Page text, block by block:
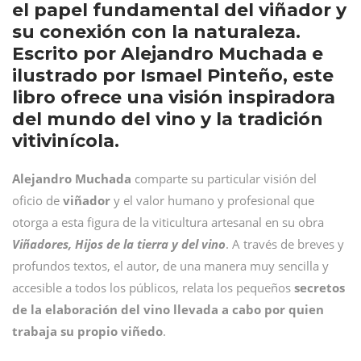
el papel fundamental del viñador y
su conexión con la naturaleza.
Escrito por Alejandro Muchada e
ilustrado por Ismael Pinteño, este
libro ofrece una visión inspiradora
del mundo del vino y la tradición
vitivinícola.
Alejandro Muchada comparte su particular visión del
oficio de viñador y el valor humano y profesional que
otorga a esta figura de la viticultura artesanal en su obra
Viñadores, Hijos de la tierra y del vino. A través de breves y
profundos textos, el autor, de una manera muy sencilla y
accesible a todos los públicos, relata los pequeños secretos
de la elaboración del vino llevada a cabo por quien
trabaja su propio viñedo.